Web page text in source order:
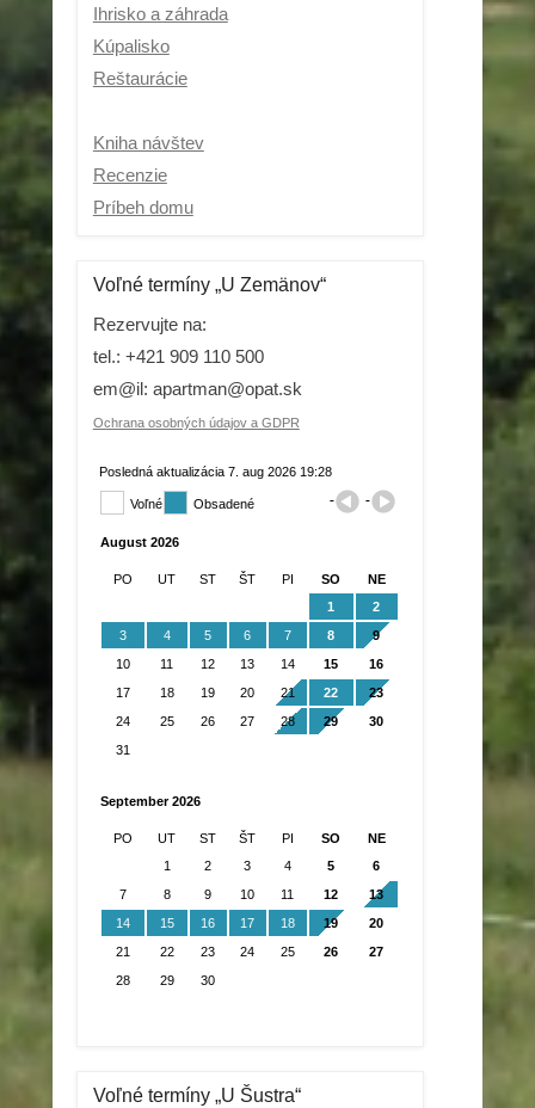
Ihrisko a záhrada
Kúpalisko
Reštaurácie
Kniha návštev
Recenzie
Príbeh domu
Voľné termíny „U Zemänov“
Rezervujte na:
tel.: +421 909 110 500
em@il: apartman@opat.sk
Ochrana osobných údajov a GDPR
Posledná aktualizácia 7. aug 2026 19:28
Voľné Obsadené
august 2026
PO UT ST ŠT PI SO
NE
1
2
3
4 5 6 7 8
9
10
11 12 13 14 15
16
17
18 19 20 21 22
23
24
25 26 27 28 29
30
31
september 2026
PO UT ST ŠT PI SO
NE
1
2 3 4 5
6
7
8 9 10 11 12
13
14
15 16 17 18 19
20
21
22 23 24 25 26
27
28
29 30
Voľné termíny „U Šustra“